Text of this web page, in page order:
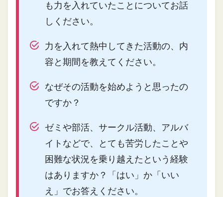
も力を入れていたことについてお話
しください。
力を入れて熱中してきた活動の、内
容と期間を教えてください。
なぜその活動を始めようと思ったの
ですか？
ゼミや部活、サークル活動、アルバ
イトなどで、とても苦労したことや
困難な状況を乗り越えたという経験
はありますか？「はい」か「いい
え」でお答えください。